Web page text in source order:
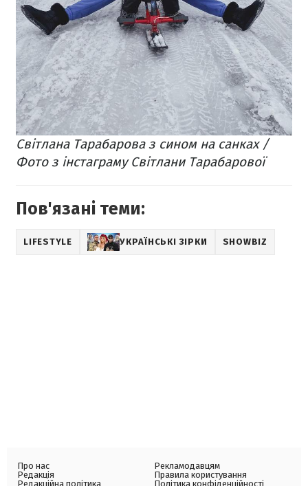
Світлана Тарабарова з сином на санках /
Фото з інстаграму Світлани Тарабарової
Пов'язані теми:
LIFESTYLE УКРАЇНСЬКІ ЗІРКИ SHOWBIZ
Про нас
Редакція
Редакційна політика
Рекламодавцям
Правила користування
Політика конфіденційності